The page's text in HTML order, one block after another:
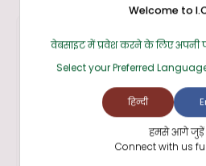
Welcome to
वेबसाइट में प्रवेश करने के लिए अपनी
Select your Preferred
हिन्दी
हमसे आगे जुड़ें
Connect with us